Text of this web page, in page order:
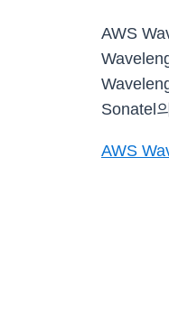
AWS
Sonatel
AWS